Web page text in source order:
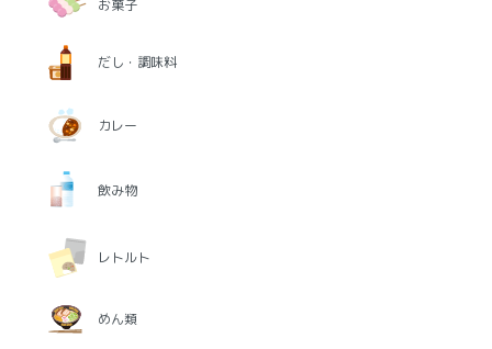
お菓子
だし・調味料
カレー
飲み物
レトルト
めん類